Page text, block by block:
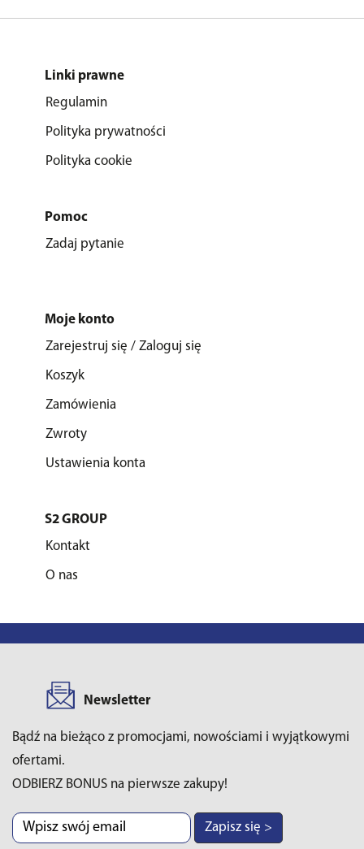
Linki prawne
Regulamin
Polityka prywatności
Polityka cookie
Pomoc
Zadaj pytanie
Moje konto
Zarejestruj się / Zaloguj się
Koszyk
Zamówienia
Zwroty
Ustawienia konta
S2 GROUP
Kontakt
O nas
Newsletter
Bądź na bieżąco z promocjami, nowościami i wyjątkowymi
ofertami.
ODBIERZ BONUS na pierwsze zakupy!
Zapisz się >